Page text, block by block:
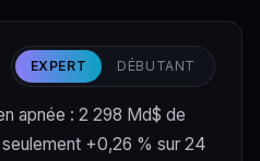
EXPERT DÉBUTANT
apnée : 2 298 Md$ de
+0,26 % sur 24